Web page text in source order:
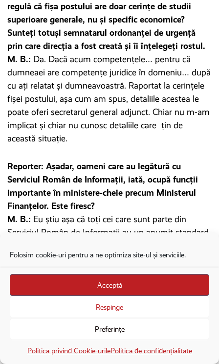
Folosim cookie-uri pentru a ne optimiza site-ul și serviciile.
Acceptă
Respinge
Preferințe
Politica privind Cookie-urilePolitica de confidențialitate
regulă că fișa postului are doar cerințe de studii
superioare generale, nu și specific economice?
Sunteți totuși semnatarul ordonanței de urgență
prin care direcția a fost creată și îi înțelegeți rostul.
M. B.: Da. Dacă acum competențele… pentru că
dumneaei are competențe juridice în domeniu… după
cu ați relatat și dumneavoastră. Raportat la cerințele
fișei postului, așa cum am spus, detaliile acestea le
poate oferi secretarul general adjunct. Chiar nu m-am
implicat și chiar nu cunosc detaliile care țin de
această situație.
Reporter: Așadar, oameni care au legătură cu
Serviciul Român de Informații, iată, ocupă funcții
importante în ministere-cheie precum Ministerul
Finanțelor. Este firesc?
M. B.: Eu știu așa că toți cei care sunt parte din
Serviciul Român de Informații au un anumit standard
este testat la admiterea în corpul experților sau
profesioniștilor din acel domeniu. Deci câtă vreme
acolo standardele care țin de profesionalism și care
țin de integritate au fost validate, ulterior sunt
bineveniți – dacă nu intră în incompatibilitate cu
prevederile legale – sunt bineveniți în sectorul public.
activitatea instituțională pe care cred eu că trebuie să
Deschide în aplicație Deschide